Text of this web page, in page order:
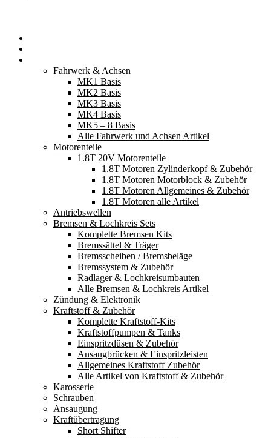
Fahrwerk & Achsen
MK1 Basis
MK2 Basis
MK3 Basis
MK4 Basis
MK5 – 8 Basis
Alle Fahrwerk und Achsen Artikel
Motorenteile
1.8T 20V Motorenteile
1.8T Motoren Zylinderkopf & Zubehör
1.8T Motoren Motorblock & Zubehör
1.8T Motoren Allgemeines & Zubehör
1.8T Motoren alle Artikel
Antriebswellen
Bremsen & Lochkreis Sets
Komplette Bremsen Kits
Bremssättel & Träger
Bremsscheiben / Bremsbeläge
Bremssystem & Zubehör
Radlager & Lochkreisumbauten
Alle Bremsen & Lochkreis Artikel
Zündung & Elektronik
Kraftstoff & Zubehör
Komplette Kraftstoff-Kits
Kraftstoffpumpen & Tanks
Einspritzdüsen & Zubehör
Ansaugbrücken & Einspritzleisten
Allgemeines Kraftstoff Zubehör
Alle Artikel von Kraftstoff & Zubehör
Karosserie
Schrauben
Ansaugung
Kraftübertragung
Short Shifter